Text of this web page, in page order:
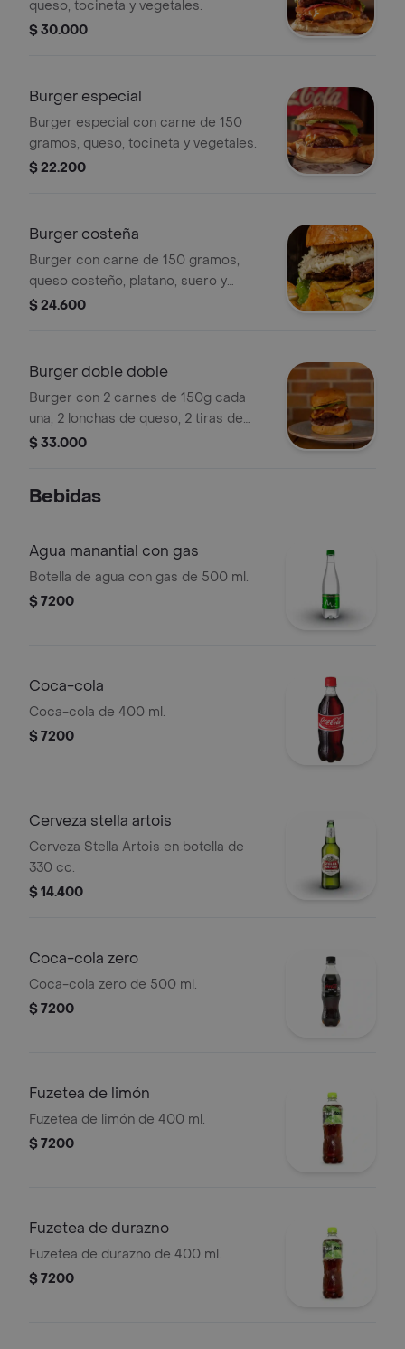
queso, tocineta y vegetales.
$ 30.000
Burger especial
Burger especial con carne de 150
gramos, queso, tocineta y vegetales.
$ 22.200
Burger costeña
Burger con carne de 150 gramos,
queso costeño, platano, suero y
vegetales.
$ 24.600
Burger doble doble
Burger con 2 carnes de 150g cada
una, 2 lonchas de queso, 2 tiras de
tocineta, lechuga, tomate y cebolla.
$ 33.000
Bebidas
Agua manantial con gas
Botella de agua con gas de 500 ml.
$ 7200
Coca-cola
Coca-cola de 400 ml.
$ 7200
Cerveza stella artois
Cerveza Stella Artois en botella de
330 cc.
$ 14.400
Coca-cola zero
Coca-cola zero de 500 ml.
$ 7200
Fuzetea de limón
Fuzetea de limón de 400 ml.
$ 7200
Fuzetea de durazno
Fuzetea de durazno de 400 ml.
$ 7200